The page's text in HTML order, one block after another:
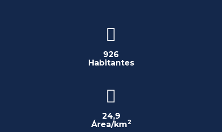
926
Habitantes
24,9
Área/km2